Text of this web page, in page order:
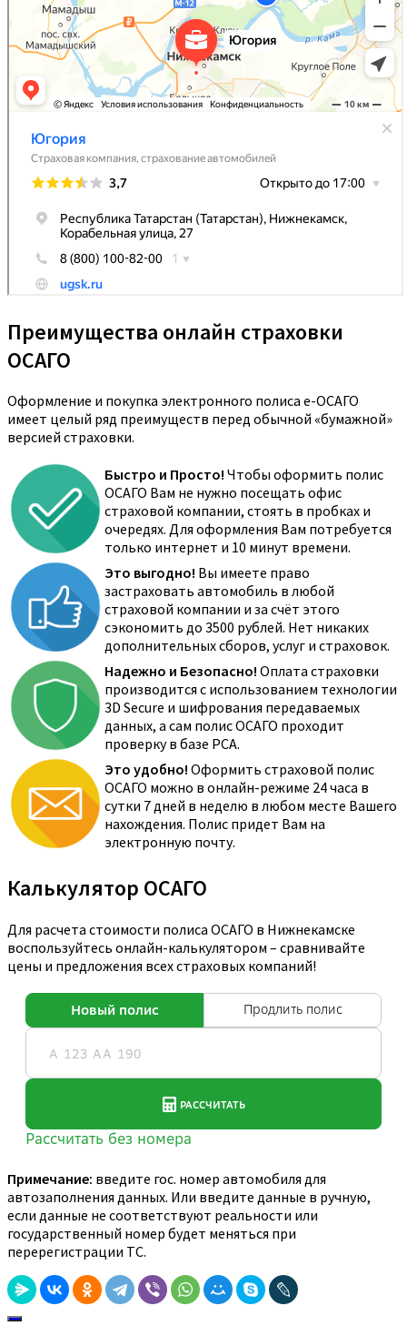
Преимущества онлайн страховки
ОСАГО
Оформление и покупка электронного полиса е-ОСАГО
имеет целый ряд преимуществ перед обычной «бумажной»
версией страховки.
Быстро и Просто! Чтобы оформить полис
ОСАГО Вам не нужно посещать офис
страховой компании, стоять в пробках и
очередях. Для оформления Вам потребуется
только интернет и 10 минут времени.
Это выгодно! Вы имеете право
застраховать автомобиль в любой
страховой компании и за счёт этого
сэкономить до 3500 рублей. Нет никаких
дополнительных сборов, услуг и страховок.
Надежно и Безопасно! Оплата страховки
производится с использованием технологии
3D Secure и шифрования передаваемых
данных, а сам полис ОСАГО проходит
проверку в базе РСА.
Это удобно! Оформить страховой полис
ОСАГО можно в онлайн-режиме 24 часа в
сутки 7 дней в неделю в любом месте Вашего
нахождения. Полис придет Вам на
электронную почту.
Калькулятор ОСАГО
Для расчета стоимости полиса ОСАГО в Нижнекамске
воспользуйтесь онлайн-калькулятором – сравнивайте
цены и предложения всех страховых компаний!
Примечание: введите гос. номер автомобиля для
автозаполнения данных. Или введите данные в ручную,
если данные не соответствуют реальности или
государственный номер будет меняться при
перерегистрации ТС.